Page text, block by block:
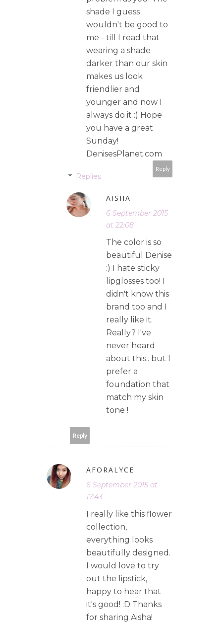
shade I guess
wouldn't be good to
me - till I read that
wearing a shade
darker than our skin
makes us look
friendlier and
younger and now I
always do it :) Hope
you have a great
Sunday!
DenisesPlanet.com
Reply
Replies
AISHA
6 September 2015
at 22:08
The color is so
beautiful Denise
:) I hate sticky
lipglosses too! I
didn't know this
brand too and I
really like it.
Really? I've
never heard
about this.. but I
prefer a
foundation that
match my skin
tone !
Reply
AFORALYCE
6 September 2015 at
17:43
I really like this flower
collection,
everything looks
beautifully designed.
I would love to try
out the lipstick,
happy to hear that
it's good! :D Thanks
for sharing Aisha!